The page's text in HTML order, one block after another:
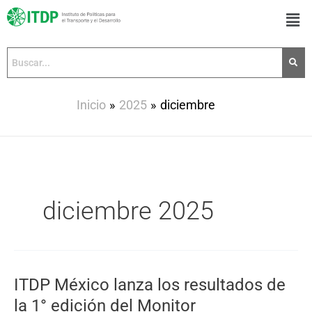
Inicio 2025 diciembre
diciembre 2025
ITDP México lanza los resultados de
la 1° edición del Monitor
ITDP
México